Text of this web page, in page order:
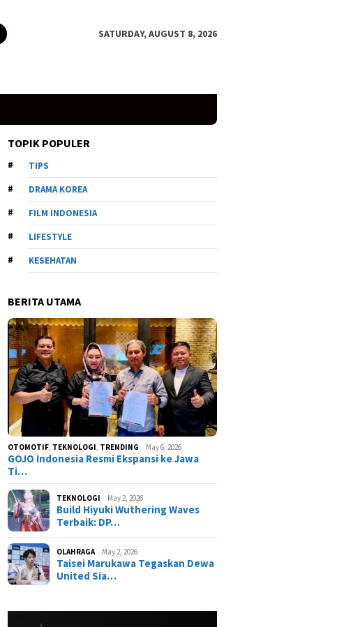
SATURDAY, AUGUST 8, 2026
TOPIK POPULER
TIPS
DRAMA KOREA
FILM INDONESIA
LIFESTYLE
KESEHATAN
BERITA UTAMA
OTOMOTIF TEKNOLOGI TRENDING May 6, 2026
GOJO Indonesia Resmi Ekspansi ke Jawa
Ti…
TEKNOLOGI May 2, 2026
Build Hiyuki Wuthering Waves
Terbaik: DP…
OLAHRAGA May 2, 2026
Taisei Marukawa Tegaskan Dewa
United Sia…